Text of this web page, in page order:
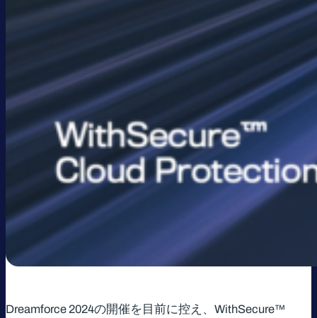
Dreamforce 2024の開催を目前に控え、WithSecure™